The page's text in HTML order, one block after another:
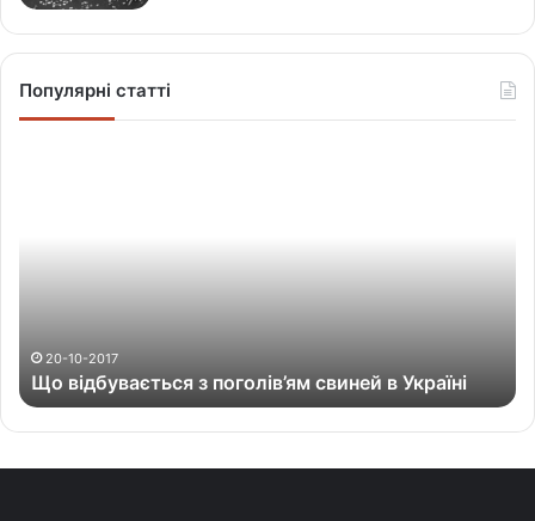
Популярні статті
т
ь
20-10-2017
Що відбувається з поголів’ям свиней в Україні